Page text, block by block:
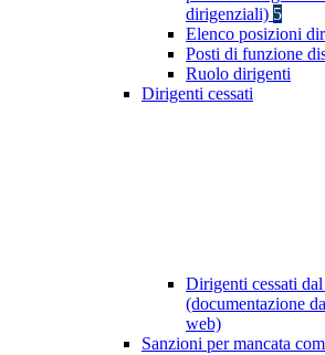
dirigenziali) 5
Elenco posizioni
Posti di funzione
Ruolo dirigenti
Dirigenti cessati
Dirigenti cessati
(documentazione
web)
Sanzioni per mancata